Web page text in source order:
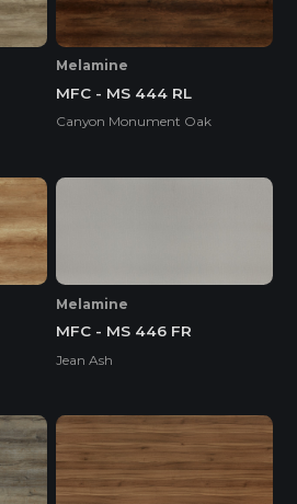
Melamine
MFC - MS 444 RL
Canyon Monument Oak
Melamine
MFC - MS 446 FR
Jean Ash